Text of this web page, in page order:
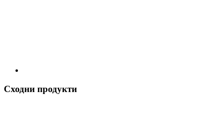
Сходни продукти